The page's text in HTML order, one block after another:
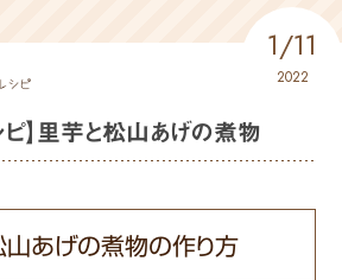
1/11
2022
ピ】里芋と松山あげの煮物
山あげの煮物の作り方